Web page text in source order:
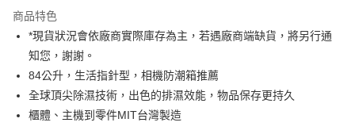
合作金庫商業銀行
華南商業銀行
彰化商業銀行
上海商業儲蓄銀行
國泰世華商業銀行
兆豐國際商業銀行
臺灣中小企業銀行
台中商業銀行
匯豐（台灣）商業銀行
聯邦商業銀行
6 期 0 利率 每期
華南商業銀行
上海商業儲蓄銀行
台北富邦商業銀行
國泰世華商業銀行
兆豐國際商業銀行
臺灣中小企業銀行
12 期 0 利率 每期 NT$540 21家銀行
合作金庫商業銀行
第一商業銀行
上海商業儲蓄銀行
台北富邦商業銀行
國泰世華商業銀行
LINE Pay
Apple Pay
商品特色
*現貨狀況會依廠商實際庫存為主，若遇廠商端缺貨，將另行通
知您，謝謝。
84公升，生活指針型，相機防潮箱推薦
全球頂尖除濕技術，出色的排濕效能，物品保存更持久
櫃體、主機到零件MIT台灣製造